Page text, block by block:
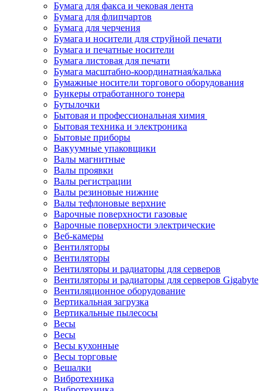
Бумага для факса и чековая лента
Бумага для флипчартов
Бумага для черчения
Бумага и носители для струйной печати
Бумага и печатные носители
Бумага листовая для печати
Бумага масштабно-координатная/калька
Бумажные носители торгового оборудования
Бункеры отработанного тонера
Бутылочки
Бытовая и профессиональная химия
Бытовая техника и электроника
Бытовые приборы
Вакуумные упаковщики
Валы магнитные
Валы проявки
Валы регистрации
Валы резиновые нижние
Валы тефлоновые верхние
Варочные поверхности газовые
Варочные поверхности электрические
Веб-камеры
Вентиляторы
Вентиляторы
Вентиляторы и радиаторы для серверов
Вентиляторы и радиаторы для серверов Gigabyte
Вентиляционное оборудование
Вертикальная загрузка
Вертикальные пылесосы
Весы
Весы
Весы кухонные
Весы торговые
Вешалки
Вибротехника